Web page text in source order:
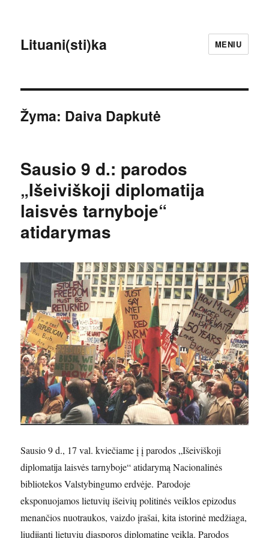
Lituani(sti)ka MENIU
Žyma: Daiva Dapkutė
Sausio 9 d.: parodos
„Išeiviškoji diplomatija
laisvės tarnyboje“
atidarymas
Sausio 9 d., 17 val. kviečiame į į parodos „Išeiviškoji
diplomatija laisvės tarnyboje“ atidarymą Nacionalinės
bibliotekos Valstybingumo erdvėje. Parodoje
eksponuojamos lietuvių išeivių politinės veiklos epizodus
menančios nuotraukos, vaizdo įrašai, kita istorinė medžiaga,
liudijanti lietuvių diasporos diplomatinę veiklą. Parodos